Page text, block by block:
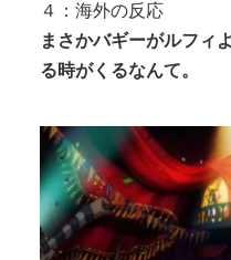
４：海外の反応
まさかバギーがルフィ
る時がくるなんて。